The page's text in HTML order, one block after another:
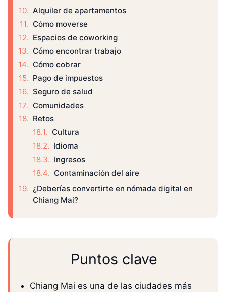
Alquiler de apartamentos
Cómo moverse
Espacios de coworking
Cómo encontrar trabajo
Cómo cobrar
Pago de impuestos
Seguro de salud
Comunidades
Retos
Cultura
Idioma
Ingresos
Contaminación del aire
¿Deberías convertirte en nómada digital en
Chiang Mai?
Puntos clave
Chiang Mai es una de las ciudades más